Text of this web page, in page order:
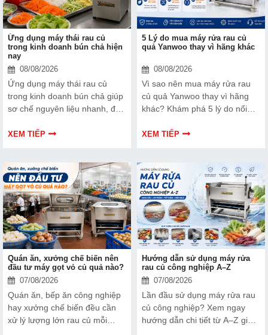
Ứng dụng máy thái rau củ
trong kinh doanh bún chả hiện
nay
08/08/2026
Ứng dụng máy thái rau củ
trong kinh doanh bún chả giúp
sơ chế nguyên liệu nhanh, đều
cao hiệu quả vận hành quán.
XEM TIẾP
5 Lý do mua máy rửa rau củ
quả Yanwoo thay vì hãng khác
08/08/2026
Vì sao nên mua máy rửa rau
củ quả Yanwoo thay vì hãng
khác? Khám phá 5 lý do nổi
suất vận hành, độ bền, tính
thiết bị phù hợp.
XEM TIẾP
Quán ăn, xưởng chế biến nên
đầu tư máy gọt vỏ củ quả nào?
07/08/2026
Quán ăn, bếp ăn công nghiệp
hay xưởng chế biến đều cần
xử lý lượng lớn rau củ mỗi
Hướng dẫn sử dụng máy rửa
rau củ công nghiệp A–Z
07/08/2026
Lần đầu sử dụng máy rửa rau
củ công nghiệp? Xem ngay
hướng dẫn chi tiết từ A–Z giúp